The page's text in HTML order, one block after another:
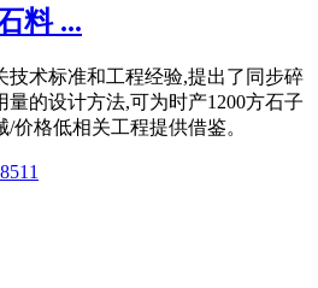
料 ...
技术标准和工程经验,提出了同步碎
量的设计方法,可为时产1200方石子
价格低相关工程提供借鉴。